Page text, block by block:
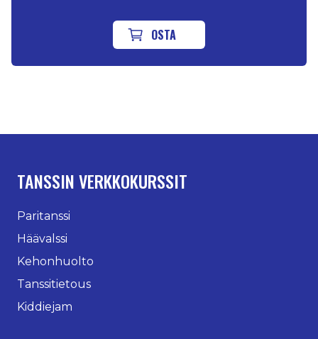
OSTA
TANSSIN VERKKOKURSSIT
Paritanssi
Häävalssi
Kehonhuolto
Tanssitietous
Kiddiejam